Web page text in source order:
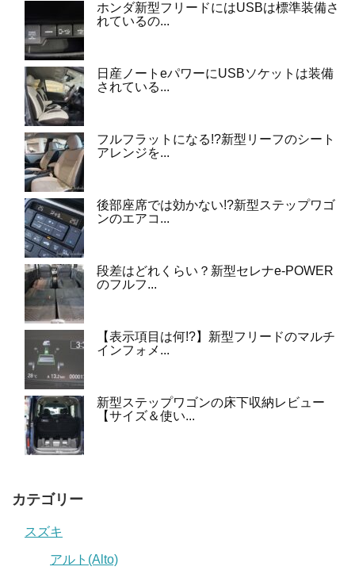
ホンダ新型フリードにはUSBは標準装備さ
れているの...
日産ノートeパワーにUSBソケットは装備
されている...
フルフラットになる!?新型リーフのシート
アレンジを...
後部座席では効かない!?新型ステップワゴ
ンのエアコ...
段差はどれくらい？新型セレナe-POWER
のフルフ...
【表示項目は何!?】新型フリードのマルチ
インフォメ...
新型ステップワゴンの床下収納レビュー
【サイズ＆使い...
カテゴリー
スズキ
アルト(Alto)